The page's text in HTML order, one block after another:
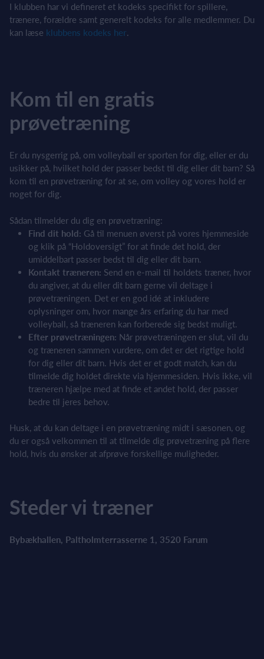
I klubben har vi defineret et kodeks specifikt for spillere,
trænere, forældre samt generelt kodeks for alle medlemmer. Du
kan læse klubbens kodeks her
Kom til en gratis
prøvetræning
Er du nysgerrig på, om volleyball er sporten for dig, eller er du
usikker på, hvilket hold der passer bedst til dig eller dit barn? Så
kom til en prøvetræning for at se, om volley og vores hold er
noget for dig.
Sådan tilmelder du dig en prøvetræning:
Find dit hold: Gå til menuen øverst på vores hjemmeside
og klik på “Holdoversigt” for at finde det hold, der
umiddelbart passer bedst til dig eller dit barn.
Kontakt træneren: Send en e-mail til holdets træner, hvor
du angiver, at du eller dit barn gerne vil deltage i
prøvetræningen. Det er en god idé at inkludere
oplysninger om, hvor mange års erfaring du har med
volleyball, så træneren kan forberede sig bedst muligt.
Efter prøvetræningen: Når prøvetræningen er slut, vil du
og træneren sammen vurdere, om det er det rigtige hold
for dig eller dit barn. Hvis det er et godt match, kan du
tilmelde dig holdet direkte via hjemmesiden. Hvis ikke, vil
træneren hjælpe med at finde et andet hold, der passer
bedre til jeres behov.
Husk, at du kan deltage i en prøvetræning midt i sæsonen, og
du er også velkommen til at tilmelde dig prøvetræning på flere
hold, hvis du ønsker at afprøve forskellige muligheder.
Steder vi træner
Bybækhallen, Paltholmterrasserne 1, 3520 Farum